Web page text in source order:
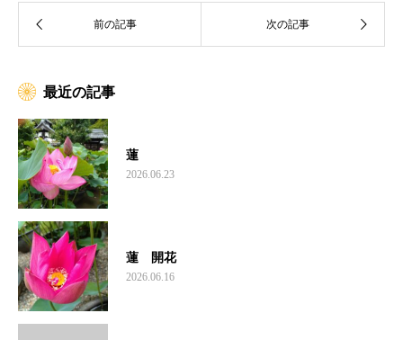
最近の記事
蓮
2026.06.23
蓮 開花
2026.06.16